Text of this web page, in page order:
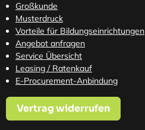
Großkunde
Musterdruck
Vorteile für Bildungseinrichtungen
Angebot anfragen
Service Übersicht
Leasing / Ratenkauf
E-Procurement-Anbindung
Vertrag widerrufen